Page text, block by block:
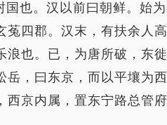
国也。汉以前曰朝鲜。始
菟四郡。汉末，有扶余人
浪也。已，为唐所破，东
岳，曰东京，而以平壤为
西京内属，置东宁路总管